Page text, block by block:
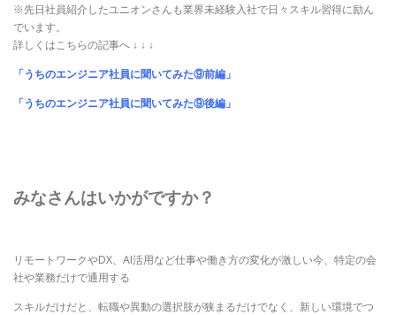
※先日社員紹介したユニオンさんも業界未経験入社で日々スキル習得に励ん
でいます。
詳しくはこちらの記事へ ↓ ↓ ↓
「うちのエンジニア社員に聞いてみた⑨前編」
「うちのエンジニア社員に聞いてみた⑨後編」
みなさんはいかがですか？
リモートワークやDX、AI活用など仕事や働き方の変化が激しい今、特定の会
社や業務だけで通用する
スキルだけだと、転職や異動の選択肢が狭まるだけでなく、新しい環境でつ